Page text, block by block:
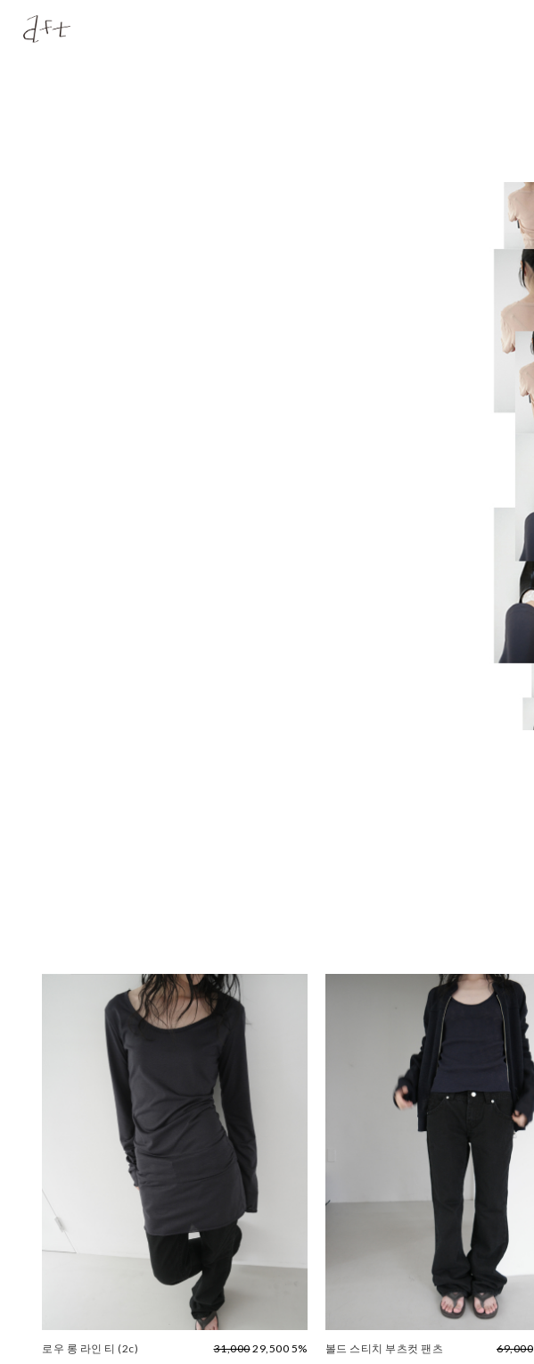
로우 롱 라인 티 (2c) 31,00029,500 5% 볼드 스티치 부츠컷 팬츠 69,000